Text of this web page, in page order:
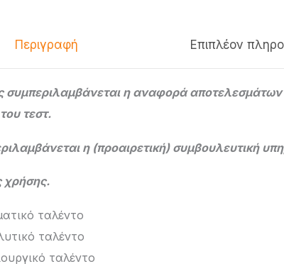
Περιγραφή Επιπλέον
συμπεριλαμβάνεται η αναφορά αποτελεσμάτων
τεστ.
η (προαιρετική) συμβουλευτική
χρήσης.
ταλέντο
ταλέντο
ταλέντο